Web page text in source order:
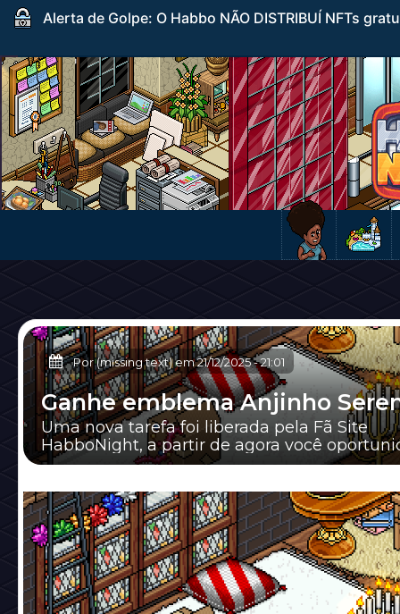
Alerta de Golpe: O Habbo NÃO DISTRIBUÍ NFTs
Por (missing text) em21/12/2025-21:01
Ganhe emblema Anjinho
Uma nova tarefa foi liberada pela Fã Site
HabboNight, a partir de agora você
de conquistar o emblema Anjinho Sereno!